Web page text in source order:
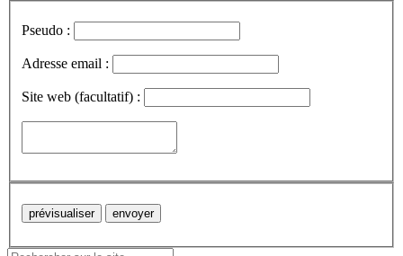
Pseudo :
Adresse email :
Site web (facultatif) :